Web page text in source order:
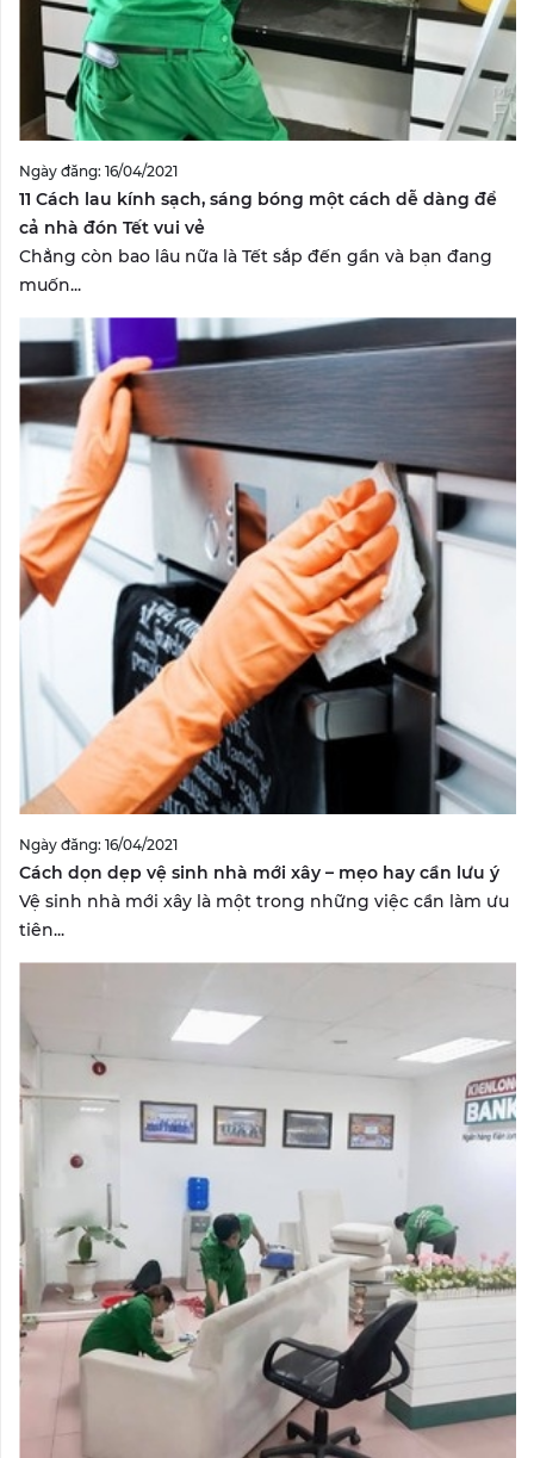
Ngày đăng: 16/04/2021
11 Cách lau kính sạch, sáng bóng một cách dễ dàng để
cả nhà đón Tết vui vẻ
Chẳng còn bao lâu nữa là Tết sắp đến gần và bạn đang
muốn...
Ngày đăng: 16/04/2021
Cách dọn dẹp vệ sinh nhà mới xây – mẹo hay cần lưu ý
Vệ sinh nhà mới xây là một trong những việc cần làm ưu
tiên...